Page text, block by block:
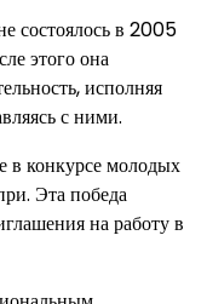
состоялось в 2005
этого она
исполняя
с ними.
в конкурсе молодых
Эта победа
на работу в